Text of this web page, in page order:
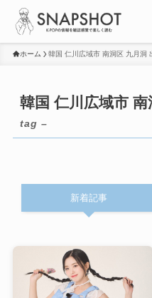
ホーム 韓国 仁川広域市 南洞区 九月洞
韓国 仁川広域市
tag –
新着記事